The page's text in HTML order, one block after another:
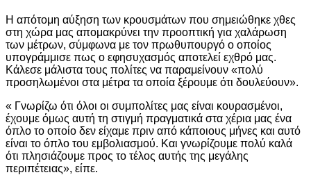
Η απότομη αύξηση των κρουσμάτων που σημειώθηκε χθες
στη χώρα μας απομακρύνει την προοπτική για χαλάρωση
των μέτρων, σύμφωνα με τον πρωθυπουργό ο οποίος
υπογράμμισε πως ο εφησυχασμός αποτελεί εχθρό μας.
Κάλεσε μάλιστα τους πολίτες να παραμείνουν «πολύ
προσηλωμένοι στα μέτρα τα οποία ξέρουμε ότι δουλεύουν».
« Γνωρίζω ότι όλοι οι συμπολίτες μας είναι κουρασμένοι,
έχουμε όμως αυτή τη στιγμή πραγματικά στα χέρια μας ένα
όπλο το οποίο δεν είχαμε πριν από κάποιους μήνες και αυτό
είναι το όπλο του εμβολιασμού. Και γνωρίζουμε πολύ καλά
ότι πλησιάζουμε προς το τέλος αυτής της μεγάλης
περιπέτειας», είπε.